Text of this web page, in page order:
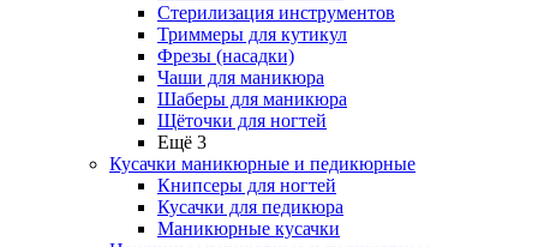
Стерилизация инструментов
Триммеры для кутикул
Фрезы (насадки)
Чаши для маникюра
Шаберы для маникюра
Щёточки для ногтей
Ещё 3
Кусачки маникюрные и педикюрные
Книпсеры для ногтей
Кусачки для педикюра
Маникюрные кусачки